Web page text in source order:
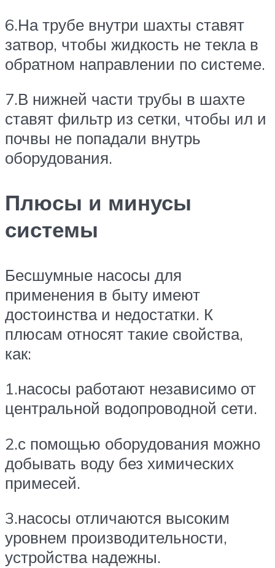
6.На трубе внутри шахты ставят
затвор, чтобы жидкость не текла в
обратном направлении по системе.
7.В нижней части трубы в шахте
ставят фильтр из сетки, чтобы ил и
почвы не попадали внутрь
оборудования.
Плюсы и минусы
системы
Бесшумные насосы для
применения в быту имеют
достоинства и недостатки. К
плюсам относят такие свойства,
как:
1.насосы работают независимо от
центральной водопроводной сети.
2.с помощью оборудования можно
добывать воду без химических
примесей.
3.насосы отличаются высоким
уровнем производительности,
устройства надежны.